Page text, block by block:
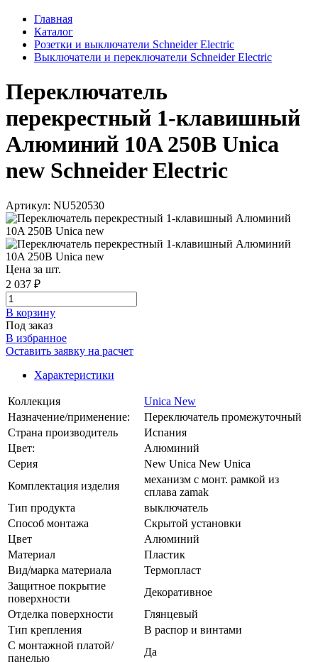
Главная
Каталог
Розетки и выключатели Schneider Electric
Выключатели и переключатели Schneider Electric
Переключатель
перекрестный 1-клавишный
Алюминий 10A 250В Unica
new Schneider Electric
Артикул: NU520530
Цена за шт.
2 037 ₽
В корзинy
Под заказ
В избранное
Оставить заявку на расчет
Характеристики
Коллекция
Unica New
Назначение/применение:
Переключатель промежуточный
Страна производитель
Испания
Цвет:
Алюминий
Серия
New Unica New Unica
Комплектация изделия
механизм с монт. рамкой из
сплава zamak
Тип продукта
выключатель
Способ монтажа
Скрытой установки
Цвет
Алюминий
Материал
Пластик
Вид/марка материала
Термопласт
Защитное покрытие
поверхности
Декоративное
Отделка поверхности
Глянцевый
Тип крепления
В распор и винтами
С монтажной платой/
панелью
Да